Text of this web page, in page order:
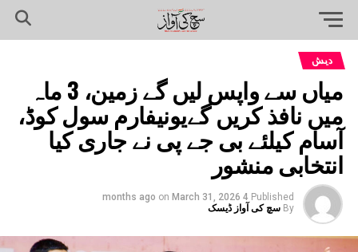
دیش
میاں سے واپس لیں گے زمین، 3 ماہ
میں نافذ کریں گےیونیفارم سول کوڈ،
آسام کیلئے بی جے پی نے جاری کیا
انتخابی منشور
Published
4 months ago
on March 31, 2026
By سچ کی آواز ڈیسک